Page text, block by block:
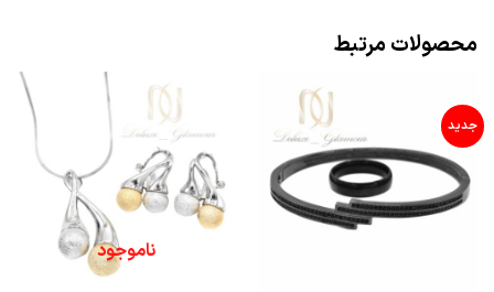
محصولات مرتبط
جدید
ناموجود